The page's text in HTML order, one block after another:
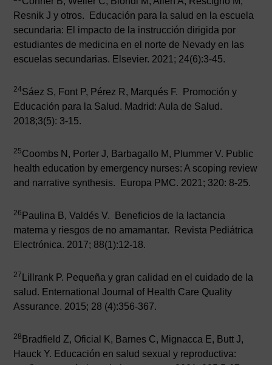
Resnik J y otros. Educación para la salud en la escuela
secundaria: El impacto de la instrucción dirigida por
estudiantes de medicina en el norte de Nevady en las
escuelas secundarias. Elsevier. 2021; 24(6):3-45.
24Sáez S, Font P, Pérez R, Marqués F. Promoción y
Educación para la Salud. Madrid: Aula de Salud.
2018;3(5): 3-15.
25Coombs N, Porter J, Barbagallo M, Plummer V. Public
health education by emergency nurses: A scoping review
and narrative synthesis. Europa PMC. 2021; 320: 8-25.
26 Paulina B, Valdés V. Beneficios de la lactancia
materna y riesgos de no amamantar. Revista Pediátrica
Electrónica. 2017; 88(1):12-18.
27
Lillrank P. Pequeña y gran calidad en el cuidado de la
salud. Enternational Journal of Health Care Quality
Assurance. 2015; 28 (4):356-367.
28 Bradfield Z, Oficial K, Barnes C, Mignacca E, Butt J,
Hauck Y. Educación en salud sexual y reproductiva: